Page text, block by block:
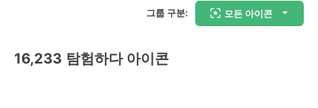
그룹 구분: 모든 아이콘
16,233 탐험하다 아이콘